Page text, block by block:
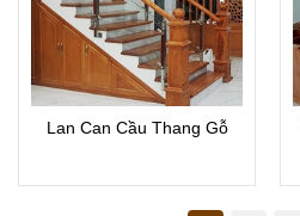
Lan Can Cầu Thang Gỗ